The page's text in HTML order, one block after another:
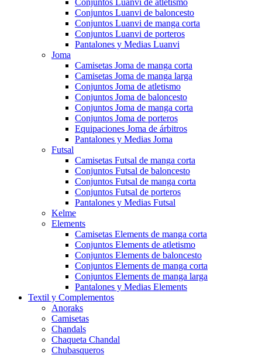
Conjuntos Luanvi de atletismo
Conjuntos Luanvi de baloncesto
Conjuntos Luanvi de manga corta
Conjuntos Luanvi de porteros
Pantalones y Medias Luanvi
Joma
Camisetas Joma de manga corta
Camisetas Joma de manga larga
Conjuntos Joma de atletismo
Conjuntos Joma de baloncesto
Conjuntos Joma de manga corta
Conjuntos Joma de porteros
Equipaciones Joma de árbitros
Pantalones y Medias Joma
Futsal
Camisetas Futsal de manga corta
Conjuntos Futsal de baloncesto
Conjuntos Futsal de manga corta
Conjuntos Futsal de porteros
Pantalones y Medias Futsal
Kelme
Elements
Camisetas Elements de manga corta
Conjuntos Elements de atletismo
Conjuntos Elements de baloncesto
Conjuntos Elements de manga corta
Conjuntos Elements de manga larga
Pantalones y Medias Elements
Textil y Complementos
Anoraks
Camisetas
Chandals
Chaqueta Chandal
Chubasqueros